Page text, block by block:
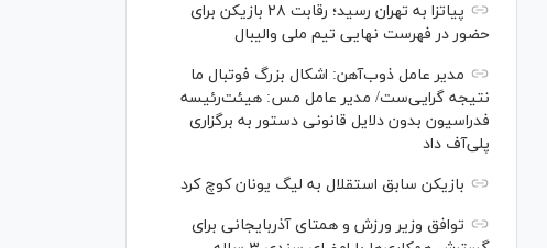
پیاتزا به تهران رسید؛ رقابت ۲۸ بازیکن برای
حضور در فهرست نهایی تیم ملی والیبال
مدیر عامل ذوب‌آهن: اشکال بزرگ فوتبال ما
نتیجه گرایی‌ست/ مدیر عامل مس: هیئت‌رئیسه
فدراسیون بدون دلایل قانونی دستور به برگزاری
پلی‌آف داد
بازیکن سابق استقلال به لیگ یونان کوچ کرد
توافق وزیر ورزش و همتای آذربایجانی برای